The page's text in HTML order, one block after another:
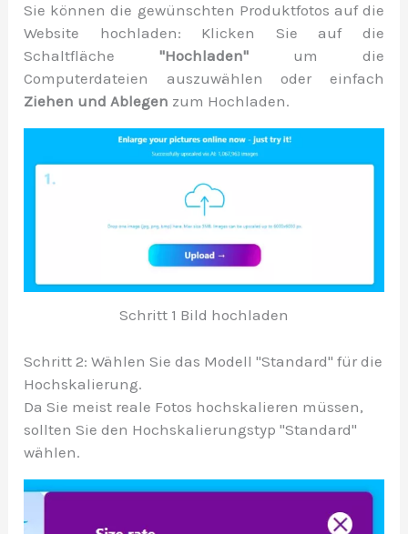
Sie können die gewünschten Produktfotos auf die
Website hochladen: Klicken Sie auf die
Schaltfläche"Hochladen" um die
Computerdateien auszuwählen oder einfach
Ziehen und Ablegen zum Hochladen.
Schritt 1 Bild hochladen
Schritt 2: Wählen Sie das Modell "Standard" für die
Hochskalierung.
Da Sie meist reale Fotos hochskalieren müssen,
sollten Sie den Hochskalierungstyp "Standard"
wählen.